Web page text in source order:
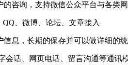
的咨询，支持微信公众平台与各类
、微博、论坛、文章接入
信息，长期的保存并可以做详细的
会话、网页电话、留言沟通等通